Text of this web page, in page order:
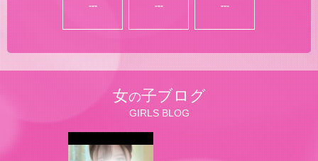
--- --- ---
女の子ブログ
GIRLS BLOG